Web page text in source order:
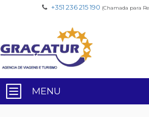
+351 236 215 190 (Chamada para
MENU